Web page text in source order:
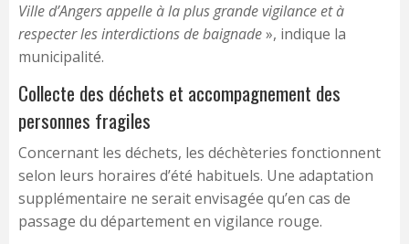
Ville d’Angers appelle à la plus grande vigilance et à
respecter les interdictions de baignade», indique la
municipalité.
Collecte des déchets et accompagnement des
personnes fragiles
Concernant les déchets, les déchèteries fonctionnent
selon leurs horaires d’été habituels. Une adaptation
supplémentaire ne serait envisagée qu’en cas de
passage du département en vigilance rouge.